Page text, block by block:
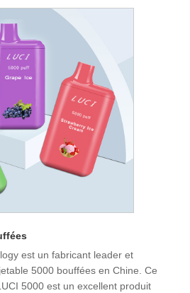
est un fabricant leader et
5000 bouffées en Chine. Ce
5000 est un excellent produit